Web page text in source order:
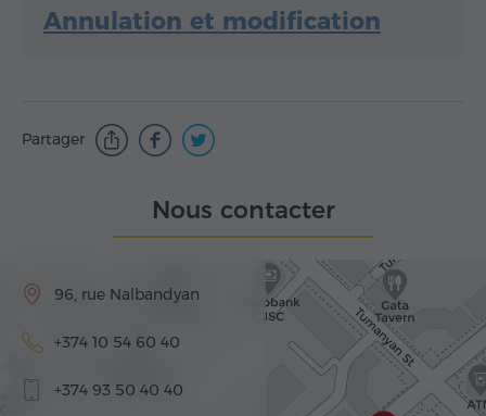
Annulation et modification
Partager
Nous contacter
96, rue Nalbandyan
+374 10 54 60 40
+374 93 50 40 40